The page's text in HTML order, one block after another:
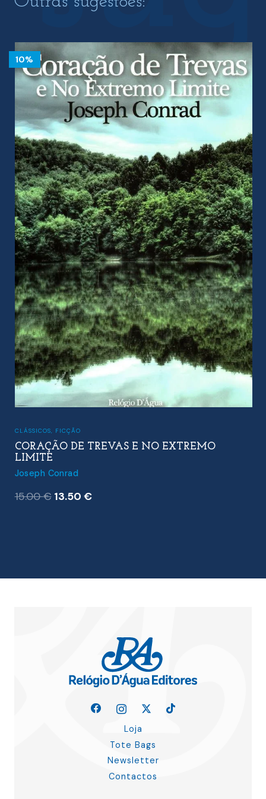
10%
CLÁSSICOS, FICÇÃO
CORAÇÃO DE TREVAS E NO EXTREMO
LIMITE
Joseph Conrad
15.00€ O
13.50 €O
Loja
Tote Bags
Newsletter
Contactos